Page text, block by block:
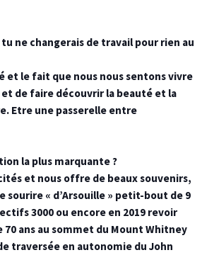
ne changerais de travail pour rien au
et le fait que nous nous sentons vivre
de faire découvrir la beauté et la
Etre une passerelle entre
la plus marquante ?
et nous offre de beaux souvenirs,
sourire « d’Arsouille » petit-bout de 9
3000 ou encore en 2019 revoir
70 ans au sommet du Mount Whitney
traversée en autonomie du John